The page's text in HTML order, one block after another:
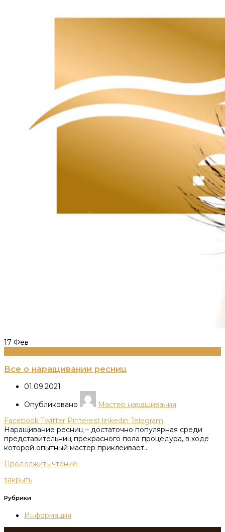
17 Фев
Все о наращивании ресниц
01.09.2021
Опубликовано
Мастер наращивания
Facebook Twitter Pinterest linkedin Telegram
Наращивание ресниц – достаточно популярная среди
представительниц прекрасного пола процедура, в ходе
которой опытный мастер приклеивает...
Продолжить чтение
закрыть
Рубрики
Информация